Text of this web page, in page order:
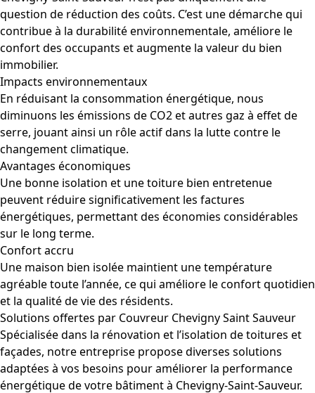
question de réduction des coûts. C’est une démarche qui
contribue à la durabilité environnementale, améliore le
confort des occupants et augmente la valeur du bien
immobilier.
Impacts environnementaux
En réduisant la consommation énergétique, nous
diminuons les émissions de CO2 et autres gaz à effet de
serre, jouant ainsi un rôle actif dans la lutte contre le
changement climatique.
Avantages économiques
Une bonne isolation et une toiture bien entretenue
peuvent réduire significativement les factures
énergétiques, permettant des économies considérables
sur le long terme.
Confort accru
Une maison bien isolée maintient une température
agréable toute l’année, ce qui améliore le confort quotidien
et la qualité de vie des résidents.
Solutions offertes par Couvreur Chevigny Saint Sauveur
Spécialisée dans la rénovation et l’isolation de toitures et
façades, notre entreprise propose diverses solutions
adaptées à vos besoins pour améliorer la performance
énergétique de votre bâtiment à Chevigny-Saint-Sauveur.